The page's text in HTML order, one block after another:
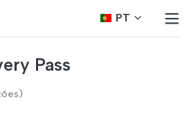
PT
Pass